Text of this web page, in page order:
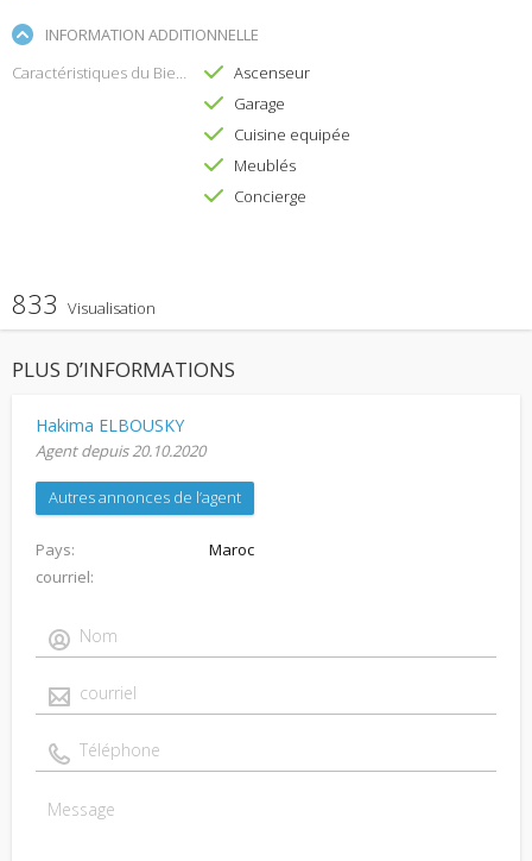
INFORMATION ADDITIONNELLE
Caractéristiques du Bien
Ascenseur
Garage
Cuisine equipée
Meublés
Concierge
833 Visualisation
PLUS D’INFORMATIONS
Hakima ELBOUSKY
Agent depuis 20.10.2020
Autres annonces de l’agent
Pays
Maroc
courriel